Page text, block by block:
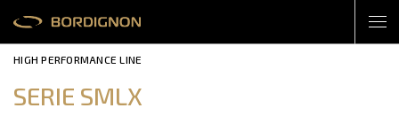
HIGH PERFORMANCE LINE
SERIE SMLX